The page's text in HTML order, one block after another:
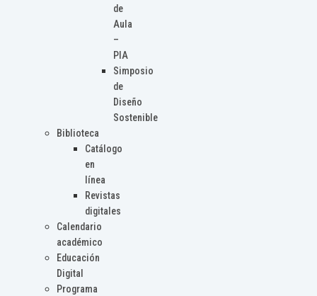
de
Aula
–
PIA
Simposio
de
Diseño
Sostenible
Biblioteca
Catálogo
en
línea
Revistas
digitales
Calendario
académico
Educación
Digital
Programa